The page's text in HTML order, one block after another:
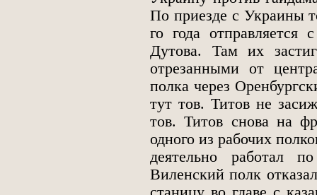
По приезде с Украины
го года
Дутова. Там их
отрезанными от
полка через
тут тов. Титов не
тов. Титов снова на
одного из рабочих
деятельно работал
Виленский полк